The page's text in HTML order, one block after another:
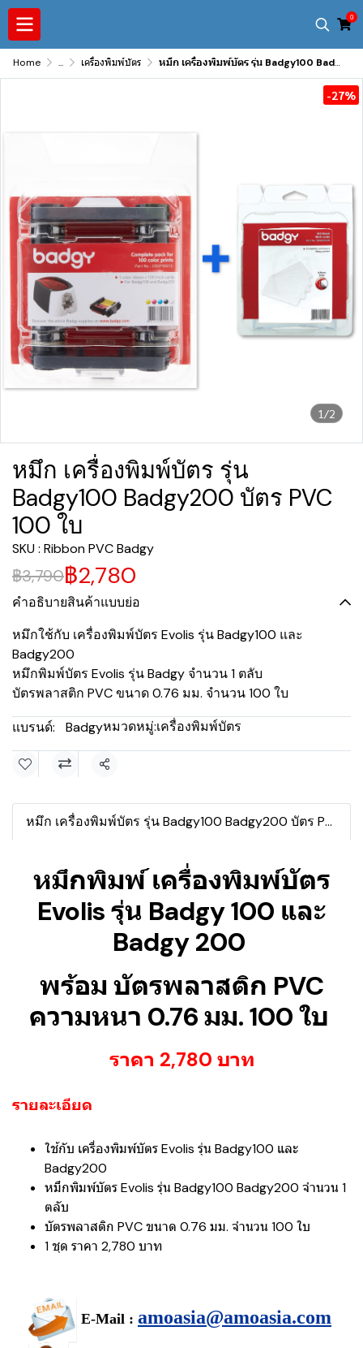
0
Home ... เครื่องพิมพ์บัตร หมึก เครื่องพิมพ์บัตร รุ่น Badgy100 Badgy200 บัตร PVC 100 ใบ
1/2
-27%
หมึก เครื่องพิมพ์บัตร รุ่น
Badgy100 Badgy200 บัตร PVC
100 ใบ
SKU : Ribbon PVC Badgy
฿3,790฿2,780
คำอธิบายสินค้าแบบย่อ
หมึกใช้กับ เครื่องพิมพ์บัตร Evolis รุ่น Badgy100 และ
Badgy200
หมึกพิมพ์บัตร Evolis รุ่น Badgy จำนวน 1 ตลับ
บัตรพลาสติก PVC ขนาด 0.76 มม. จำนวน 100 ใบ
แบรนด์:
Badgyหมวดหมู่:เครื่องพิมพ์บัตร
แชร์
หมึก เครื่องพิมพ์บัตร รุ่น Badgy100 Badgy200 บัตร PVC 100 ใบ
หมึกพิมพ์ เครื่องพิมพ์บัตร
Evolis รุ่น Badgy 100 และ
Badgy 200
พร้อม บัตรพลาสติก PVC
ความหนา 0.76 มม. 100 ใบ
ราคา 2,780 บาท
รายละเอียด
ใช้กับ เครื่องพิมพ์บัตร Evolis รุ่น Badgy100 และ
Badgy200
หมึกพิมพ์บัตร Evolis รุ่น Badgy100 Badgy200 จำนวน 1
ตลับ
บัตรพลาสติก PVC ขนาด 0.76 มม. จำนวน 100 ใบ
1 ชุด ราคา 2,780 บาท
E-Mail : amoasia@amoasia.com